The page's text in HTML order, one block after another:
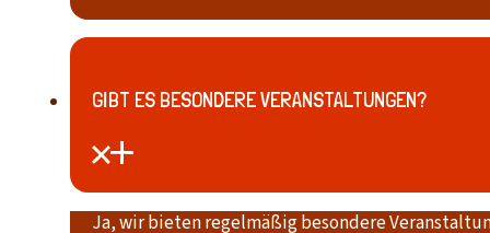
GIBT ES BESONDERE VERANSTALTUNGEN?
Ja, wir bieten regelmäßig besondere